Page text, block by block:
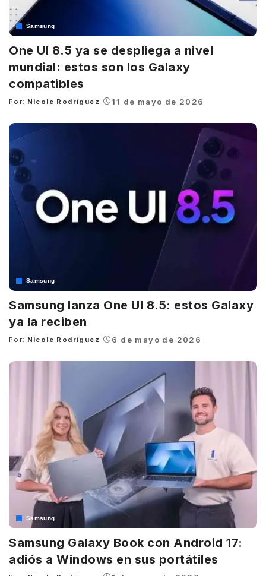
Samsung
One UI 8.5 ya se despliega a nivel
mundial: estos son los Galaxy
compatibles
Posted
Por: Nicole Rodríguez 11 de mayo de 2026
Samsung
Samsung lanza One UI 8.5: estos Galaxy
ya la reciben
Posted
Por: Nicole Rodríguez 6 de mayo de 2026
Samsung
Samsung Galaxy Book con Android 17:
adiós a Windows en sus portátiles